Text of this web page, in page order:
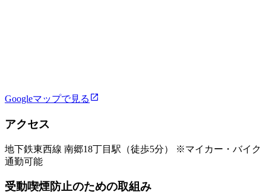
Googleマップで見る
アクセス
地下鉄東西線 南郷18丁目駅（徒歩5分） ※マイカー・バイク
通勤可能
受動喫煙防止のための取組み